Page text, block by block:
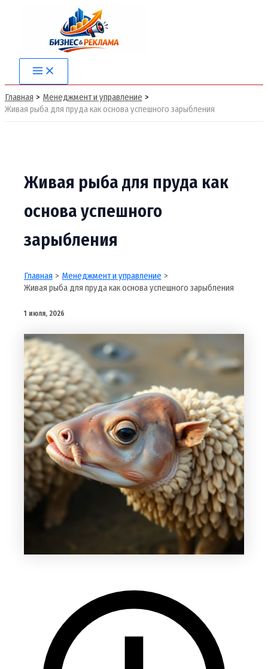
содержимому
Main
Menu
Главная
Менеджмент и управление
Живая рыба для пруда как основа успешного зарыбления
Живая рыба для пруда как
основа успешного
зарыбления
Главная
Менеджмент и управление
Живая рыба для пруда как основа успешного зарыбления
1 июля, 2026